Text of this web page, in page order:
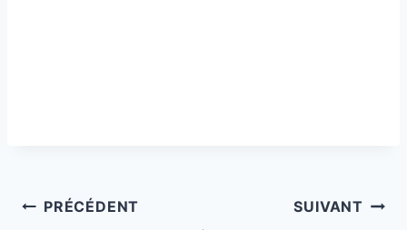
Navigation
PRÉCÉDENT SUIVANT